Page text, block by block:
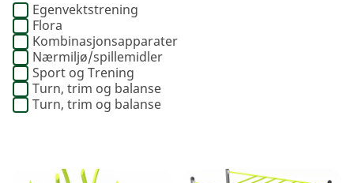
Egenvektstrening
Flora
Kombinasjonsapparater
Nærmiljø/spillemidler
Sport og Trening
Turn, trim og balanse
Turn, trim og balanse